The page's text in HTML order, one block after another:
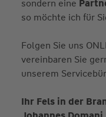
sondern eine
so möchte ich für
Folgen Sie uns
vereinbaren Sie
unserem
Ihr Fels in der